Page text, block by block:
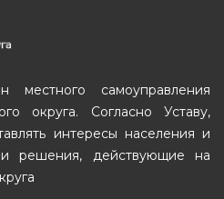
местного самоуправления
округа. Согласно Уставу,
интересы населения и
решения, действующие на